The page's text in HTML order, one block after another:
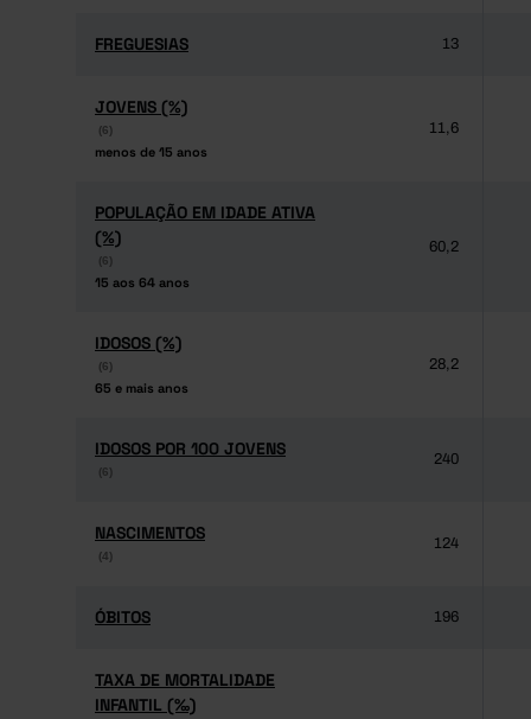
FREGUESIAS
FREGUESIAS 13
JOVENS (%)
(6)
menos de 15 anos
JOVENS (%)
(6)
menos de 15 anos
11,6
POPULAÇÃO EM IDADE ATIVA
(%)
(6)
15 aos 64 anos
POPULAÇÃO EM IDADE ATIVA
(%)
(6)
15 aos 64 anos
60,2
IDOSOS (%)
(6)
65 e mais anos
IDOSOS (%)
(6)
65 e mais anos
28,2
IDOSOS POR 100 JOVENS
(6)
IDOSOS POR 100 JOVENS
(6)
240
NASCIMENTOS
(4)
NASCIMENTOS
(4)
124
ÓBITOS
ÓBITOS 196
TAXA DE MORTALIDADE
INFANTIL (‰)
TAXA DE MORTALIDADE
INFANTIL (‰)